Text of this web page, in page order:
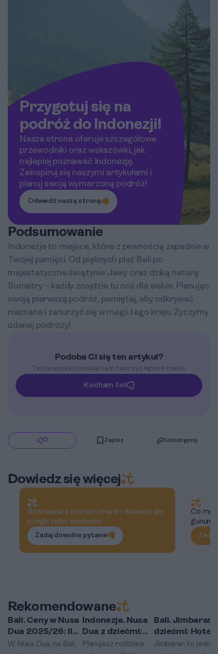
Przygotuj się na
podróż do Indonezji!
Nasza strona oferuje szczegółowe
przewodniki oraz wskazówki, jak
najlepiej poznawać Indonezję.
Zainspiruj się naszymi artykułami i
planuj swoją wymarzoną podróż!
Odwiedź naszą stronę
Podsumowanie
Indonezja to miejsce, które z pewnością zapadnie w
Twojej pamięci. Od pięknych plaż Bali po
majestatyczne świątynie Jawy oraz dziką naturę
Sumatry – każdy znajdzie tu coś dla siebie. Planując
swoją pierwszą podróż, pamiętaj, aby odkrywać
nieznane i zanurzyć się w magii tego kraju. Życzymy
udanej podróży!
Podoba Ci się ten artykuł?
Twoja opinia pozwala nam tworzyć lepsze treści.
Kocham to!
0 Zapisz Udostępnij
Dowiedz się więcej
Rozmawiaj z kocham.travel i dowiedz się
czego tylko zechcesz
Zadaj dowolne pytanie
Co
gunung
Rekomendowane
Nusa Dua
Bali. Ceny w Nusa
Dua 2025/26: Ile
kosztuje obiad,
W Nusa Dua, na Bali,
Nusa Dua
Indonezja. Nusa
Dua z dziećmi:
które hotele
Planujesz rodzinne
Jimbaran
Bali. Jimbaran
dziećmi:
łagodnym
Jimbaran to jedna